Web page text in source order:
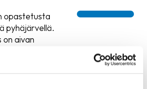
opastetusta
pyhäjärvellä.
on aivan
ja laakealla